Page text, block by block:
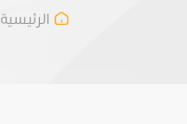
الرئيسية